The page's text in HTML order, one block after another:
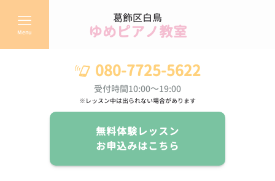
葛飾区白鳥
ゆめピアノ教室
Menu
080-7725-5622
受付時間10:00～19:00
※レッスン中は出られない場合があります
無料体験レッスン
お申込みはこちら